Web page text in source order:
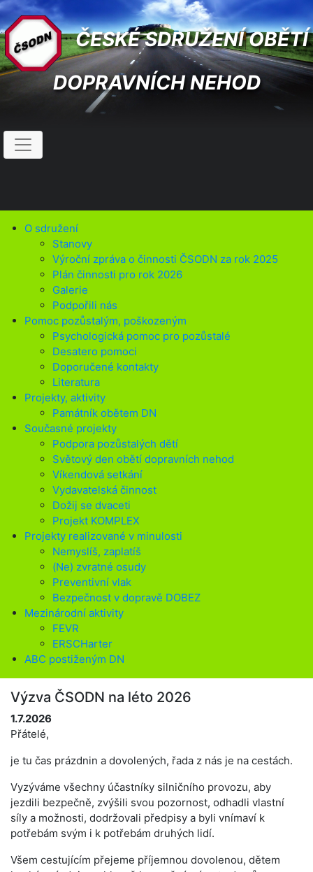
ČESKÉ SDRUŽENÍ OBĚTÍ
DOPRAVNÍCH NEHOD
O sdružení
Stanovy
Výroční zpráva o činnosti ČSODN za rok 2025
Plán činnosti pro rok 2026
Galerie
Podpořili nás
Pomoc pozůstalým, poškozeným
Psychologická pomoc pro pozůstalé
Desatero pomoci
Doporučené kontakty
Literatura
Projekty, aktivity
Památník obětem DN
Současné projekty
Podpora pozůstalých dětí
Světový den obětí dopravních nehod
Víkendová setkání
Vydavatelská činnost
Dožij se dvaceti
Projekt KOMPLEX
Projekty realizované v minulosti
Nemyslíš, zaplatíš
(Ne) zvratné osudy
Preventivní vlak
Bezpečnost v dopravě DOBEZ
Mezinárodní aktivity
FEVR
ERSCHarter
ABC postiženým DN
Výzva ČSODN na léto 2026
1.7.2026
Přátelé,
je tu čas prázdnin a dovolených, řada z nás je na cestách.
Vyzýváme všechny účastníky silničního provozu, aby
jezdili bezpečně, zvýšili svou pozornost, odhadli vlastní
síly a možnosti, dodržovali předpisy a byli vnímaví k
potřebám svým i k potřebám druhých lidí.
Všem cestujícím přejeme příjemnou dovolenou, dětem